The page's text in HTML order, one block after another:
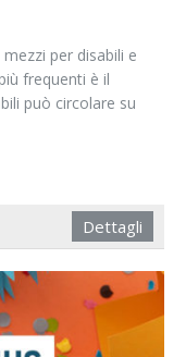
per disabili e
frequenti è il
può circolare su
Dettagli